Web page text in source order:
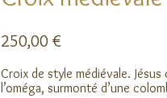
250,00 €
Croix de style médiévale.
l’oméga, surmonté d’une